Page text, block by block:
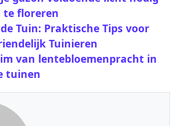
te floreren
Tuin: Praktische Tips voor
Tuinieren
van lentebloemenpracht in
tuinen